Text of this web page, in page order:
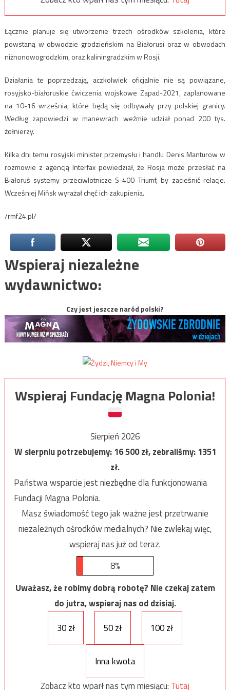
Łącznie planuje się utworzenie trzech ośrodków szkolenia, które
powstaną w obwodzie grodzieńskim na Białorusi oraz w obwodach
niżnonowogrodzkim, oraz kaliningradzkim w Rosji.
Działania te poprzedzają, aczkolwiek oficjalnie nie są powiązane,
rosyjsko-białoruskie ćwiczenia wojskowe Zapad-2021, zaplanowane
na 10-16 września, które będą się odbywały przy polskiej granicy.
Według zapowiedzi w manewrach weźmie udział ponad 200 tys.
żołnierzy.
Kilka dni temu rosyjski minister przemysłu i handlu Denis Manturow w
rozmowie z agencją Interfax powiedział, że Rosja może przesłać na
Białoruś systemy przeciwlotnicze S-400 Triumf, by zacieśnić relacje.
Wcześniej Mińsk wyrażał chęć ich zakupienia.
/rmf24.pl/
Wspieraj niezależne
wydawnictwo:
Czy jest jeszcze naród polski?
Wspieraj Fundację Magna Polonia!
Sierpień 2026
W sierpniu potrzebujemy:16 500zł, zebraliśmy:1351
zł.
Państwa wsparcie jest niezbędne dla funkcjonowania
Fundacji Magna Polonia.
Masz świadomość tego jak ważne jest przetrwanie
niezależnych ośrodków medialnych? Nie zwlekaj więc,
wspieraj nas już od teraz.
8%
Uważasz, że robimy dobrą robotę? Nie czekaj zatem
do jutra, wspieraj nas od dzisiaj.
30 zł
50 zł 100 zł
Inna kwota
Zobacz kto wparł nas tym miesiącu: Tutaj